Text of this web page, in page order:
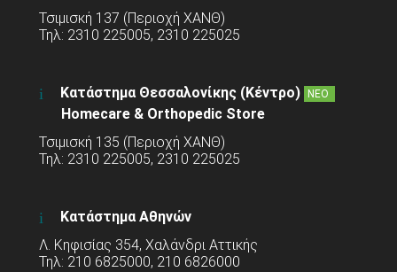
Τσιμισκή 137 (Περιοχή ΧΑΝΘ)
Τηλ: 2310 225005, 2310 225025
Κατάστημα Θεσσαλονίκης (Κέντρο) ΝΕΟ
Homecare & Orthopedic Store
Τσιμισκή 135 (Περιοχή ΧΑΝΘ)
Τηλ: 2310 225005, 2310 225025
Κατάστημα Αθηνών
Λ. Κηφισίας 354, Χαλάνδρι Αττικής
Τηλ: 210 6825000, 210 6826000